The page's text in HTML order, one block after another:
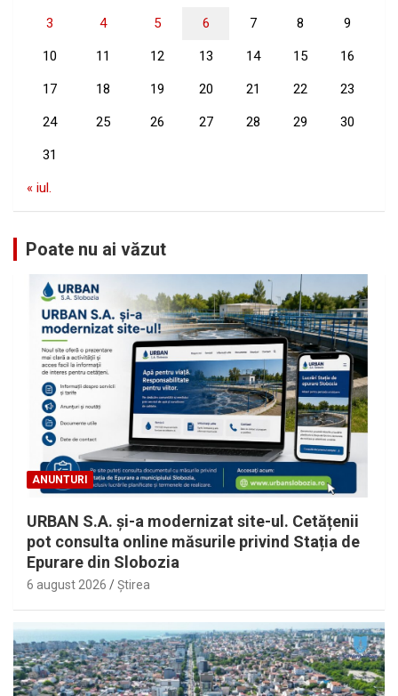
3 4 5 6 7 8 9
10 11 12 13 14 15 16
17 18 19 20 21 22 23
24 25 26 27 28 29 30
31
« iul.
Poate nu ai văzut
ANUNTURI
URBAN S.A. și-a modernizat site-ul. Cetățenii
pot consulta online măsurile privind Stația de
Epurare din Slobozia
6 august 2026 Ştirea